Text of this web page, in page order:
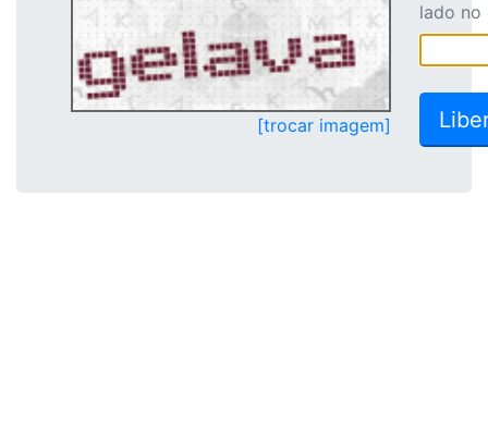
[trocar imagem]
lado no